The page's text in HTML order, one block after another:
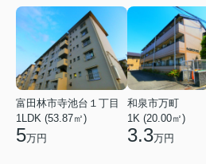
富田林市寺池台１丁目
1LDK (53.87㎡)
5万円
和泉市万町
1K (20.00㎡)
3.3万円